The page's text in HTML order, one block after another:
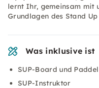
lernt Ihr, gemeinsam mit
Grundlagen des Stand Up
Was inklusive ist
SUP-Board und Paddel
SUP-Instruktor